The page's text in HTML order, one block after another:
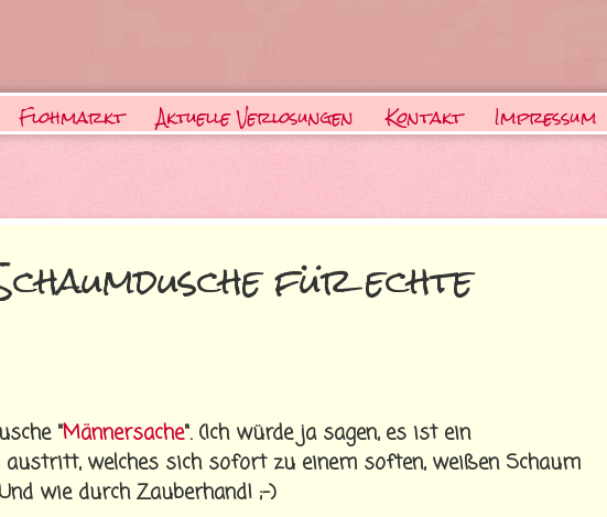
Flohmarkt Aktuelle Verlosungen Kontakt Impressum
für echte
"Männersache". (Ich würde ja sagen, es ist ein
welches sich sofort zu einem soften, weißen Schaum
wie durch Zauberhand! ;-)